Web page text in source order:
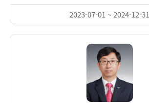
2023-07-01 ~ 2024-12-31